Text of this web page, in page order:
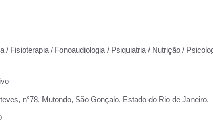
/ Fisioterapia / Fonoaudiologia / Psiquiatria / Nutrição /
n°78, Mutondo, São Gonçalo, Estado do Rio de Janeiro.